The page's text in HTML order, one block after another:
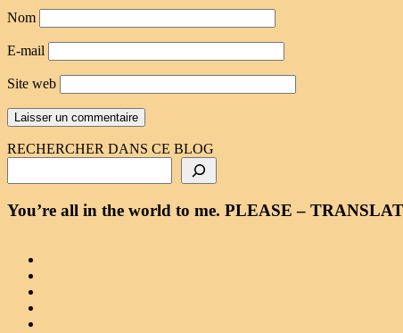
Nom
E-mail
Site web
RECHERCHER DANS CE BLOG
You’re all in the world to me. PLEASE –